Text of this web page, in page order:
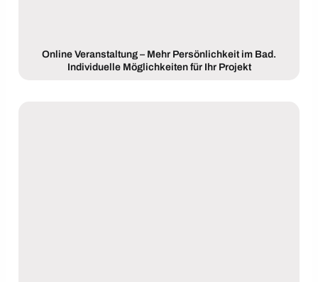
Online Veranstaltung – Mehr Persönlichkeit im Bad.
Individuelle Möglichkeiten für Ihr Projekt